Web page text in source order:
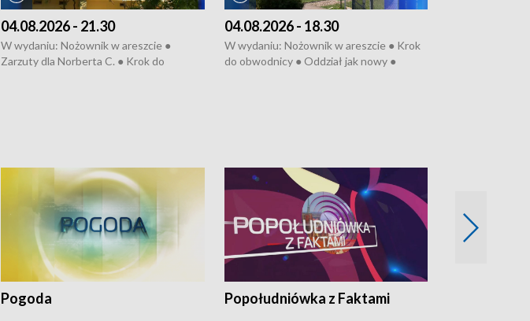
04.08.2026 - 21.30
W wydaniu: Nożownik w areszcie ●
Zarzuty dla Norberta C. ● Krok do
04.08.2026 - 18.30
W wydaniu: Nożownik w areszcie ● Krok
do obwodnicy ● Oddział jak nowy ●
Pogoda Popołudniówka z Faktami